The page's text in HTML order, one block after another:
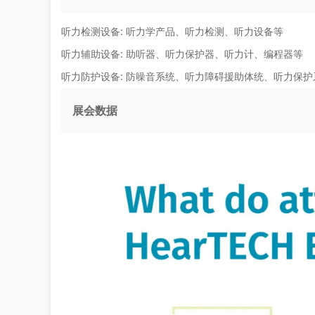
听力检测设备: 听力学产品、听力检测、听力设备等
听力辅助设备: 助听器、听力保护器、听力计、编程器等
听力防护设备: 防噪音系统、听力障碍援助体统、听力保
展会数据